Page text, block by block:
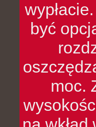
być
moc.